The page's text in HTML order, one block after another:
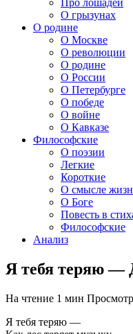
Про лошадей
О грызунах
О родине
О Москве
О революции
О родине
О России
О Петербурге
О победе
О войне
О Кавказе
Философские
О поэзии
Легкие
Короткие
О смысле
О Боге
Повесть в
Философские
Анализ
Я тебя теряю —
На чтение 1 мин
Я тебя теряю —